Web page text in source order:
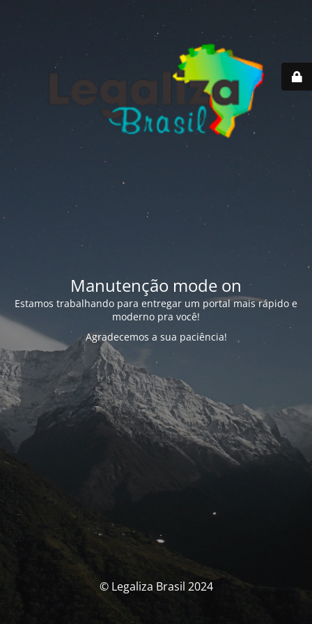
Manutenção mode on
Estamos trabalhando para entregar um portal mais rápido e
moderno pra você!
Agradecemos a sua paciência!
© Legaliza Brasil 2024